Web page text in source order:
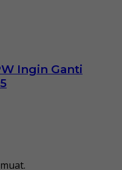
Ingin Ganti